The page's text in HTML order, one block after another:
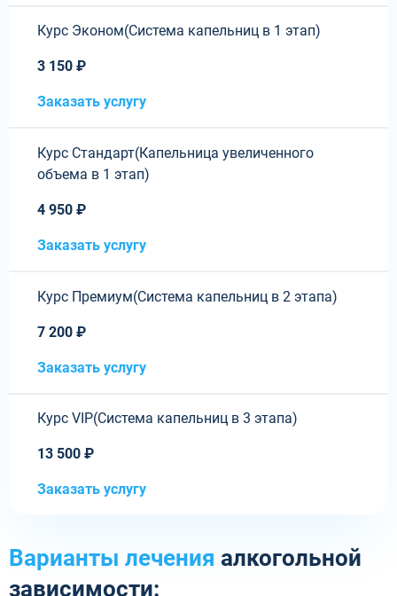
Курс Эконом(Система капельниц в 1 этап)
3 150 ₽
Заказать услугу
Курс Стандарт(Капельница увеличенного
объема в 1 этап)
4 950 ₽
Заказать услугу
Курс Премиум(Система капельниц в 2 этапа)
7 200 ₽
Заказать услугу
Курс VIP(Система капельниц в 3 этапа)
13 500 ₽
Заказать услугу
Варианты лечения алкогольной
зависимости: